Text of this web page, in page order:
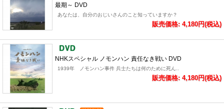
最期～ DVD
あなたは、自分のおじいさんのこと知っていますか？
販売価格: 4,180円(税込)
NHKスペシャル ノモンハン 責任なき戦い DVD
1939年 ノモンハン事件 兵士たちは何のために死ん..
販売価格: 4,180円(税込)